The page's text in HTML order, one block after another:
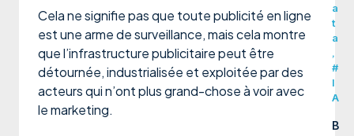
Cela ne signifie pas que toute publicité en ligne
est une arme de surveillance, mais cela montre
que l’infrastructure publicitaire peut être
détournée, industrialisée et exploitée par des
acteurs qui n’ont plus grand-chose à voir avec
le marketing.
a
t
a
,
#
I
A
B